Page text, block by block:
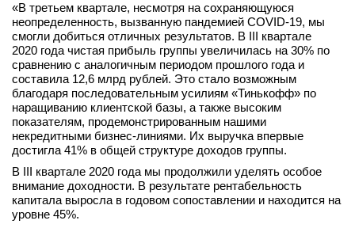
«В третьем квартале, несмотря на сохраняющуюся
неопределенность, вызванную пандемией COVID-19, мы
смогли добиться отличных результатов. В III квартале
2020 года чистая прибыль группы увеличилась на 30% по
сравнению с аналогичным периодом прошлого года и
составила 12,6 млрд рублей. Это стало возможным
благодаря последовательным усилиям «Тинькофф» по
наращиванию клиентской базы, а также высоким
показателям, продемонстрированным нашими
некредитными бизнес-линиями. Их выручка впервые
достигла 41% в общей структуре доходов группы.
В III квартале 2020 года мы продолжили уделять особое
внимание доходности. В результате рентабельность
капитала выросла в годовом сопоставлении и находится на
уровне 45%.